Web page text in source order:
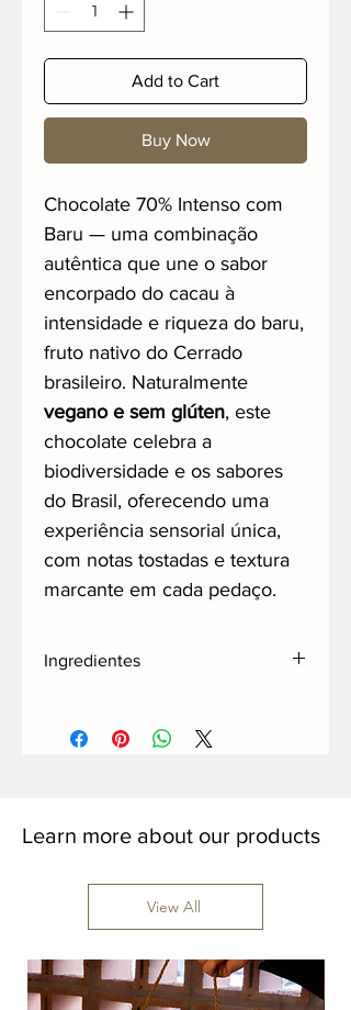
Add to Cart
Buy Now
Chocolate 70% Intenso com
Baru — uma combinação
autêntica que une o sabor
encorpado do cacau à
intensidade e riqueza do baru,
fruto nativo do Cerrado
brasileiro. Naturalmente
vegano e sem glúten, este
chocolate celebra a
biodiversidade e os sabores
do Brasil, oferecendo uma
experiência sensorial única,
com notas tostadas e textura
marcante em cada pedaço.
Ingredientes
de baru.
Learn more about our products
View All